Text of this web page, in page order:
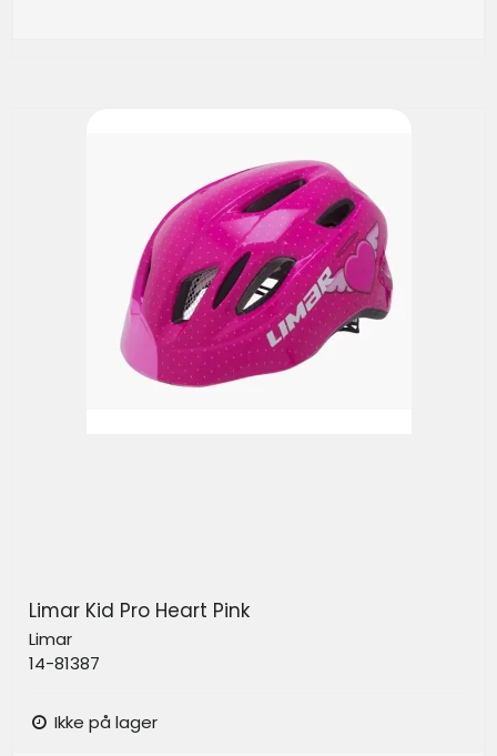
Limar Kid Pro Heart Pink
Limar
14-81387
Ikke på lager